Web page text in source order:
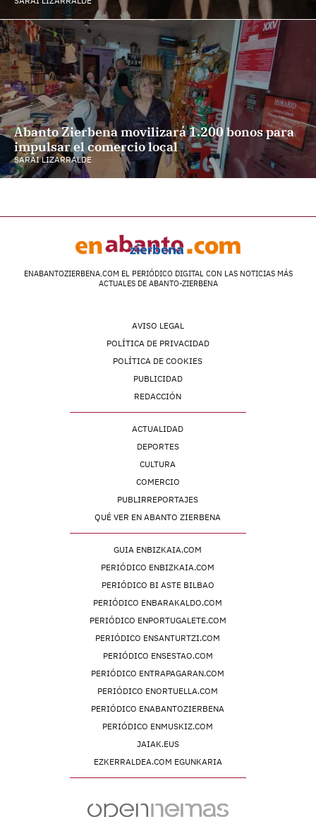
Abanto Zierbena movilizará 1.200 bonos para
impulsar el comercio local
SARAI LIZARRALDE
ENABANTOZIERBENA.COM EL PERIÓDICO DIGITAL CON LAS NOTICIAS MÁS
ACTUALES DE ABANTO-ZIERBENA
AVISO LEGAL
POLÍTICA DE PRIVACIDAD
POLÍTICA DE COOKIES
PUBLICIDAD
REDACCIÓN
ACTUALIDAD
DEPORTES
CULTURA
COMERCIO
PUBLIRREPORTAJES
QUÉ VER EN ABANTO ZIERBENA
GUIA ENBIZKAIA.COM
PERIÓDICO ENBIZKAIA.COM
PERIÓDICO BI ASTE BILBAO
PERIÓDICO ENBARAKALDO.COM
PERIÓDICO ENPORTUGALETE.COM
PERIÓDICO ENSANTURTZI.COM
PERIÓDICO ENSESTAO.COM
PERIÓDICO ENTRAPAGARAN.COM
PERIÓDICO ENORTUELLA.COM
PERIÓDICO ENABANTOZIERBENA
PERIÓDICO ENMUSKIZ.COM
JAIAK.EUS
EZKERRALDEA.COM EGUNKARIA